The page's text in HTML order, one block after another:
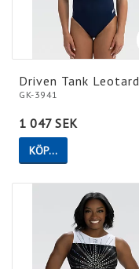
Driven Tank Leotard
GK-3941
1 047 SEK
KÖP…